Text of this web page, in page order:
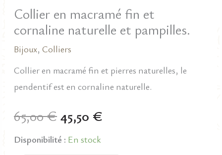
Collier en macramé fin et
cornaline naturelle et pampilles.
Bijoux,Colliers
Collier en macramé fin et pierres naturelles, le
pendentif est en cornaline naturelle.
65,00€Le
prix
45,50 €
Disponibilité : En stock